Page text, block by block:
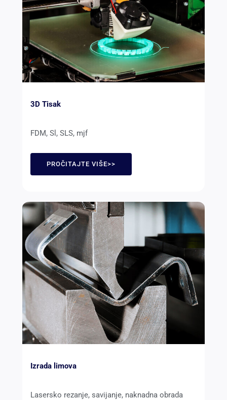
3D Tisak
FDM, Sl, SLS, mjf
PROČITAJTE VIŠE>>
Izrada limova
Lasersko rezanje, savijanje, naknadna obrada